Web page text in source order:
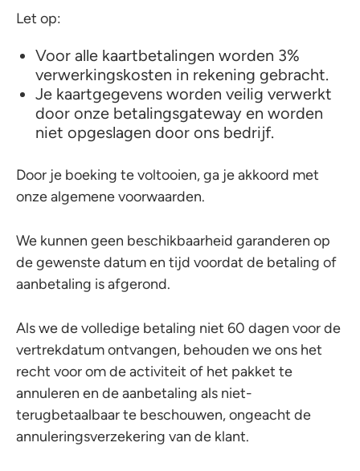
Let op:
Voor alle kaartbetalingen worden 3%
verwerkingskosten in rekening gebracht.
Je kaartgegevens worden veilig verwerkt
door onze betalingsgateway en worden
niet opgeslagen door ons bedrijf.
Door je boeking te voltooien, ga je akkoord met
onze algemene voorwaarden.
We kunnen geen beschikbaarheid garanderen op
de gewenste datum en tijd voordat de betaling of
aanbetaling is afgerond.
Als we de volledige betaling niet 60 dagen voor de
vertrekdatum ontvangen, behouden we ons het
recht voor om de activiteit of het pakket te
annuleren en de aanbetaling als niet-
terugbetaalbaar te beschouwen, ongeacht de
annuleringsverzekering van de klant.